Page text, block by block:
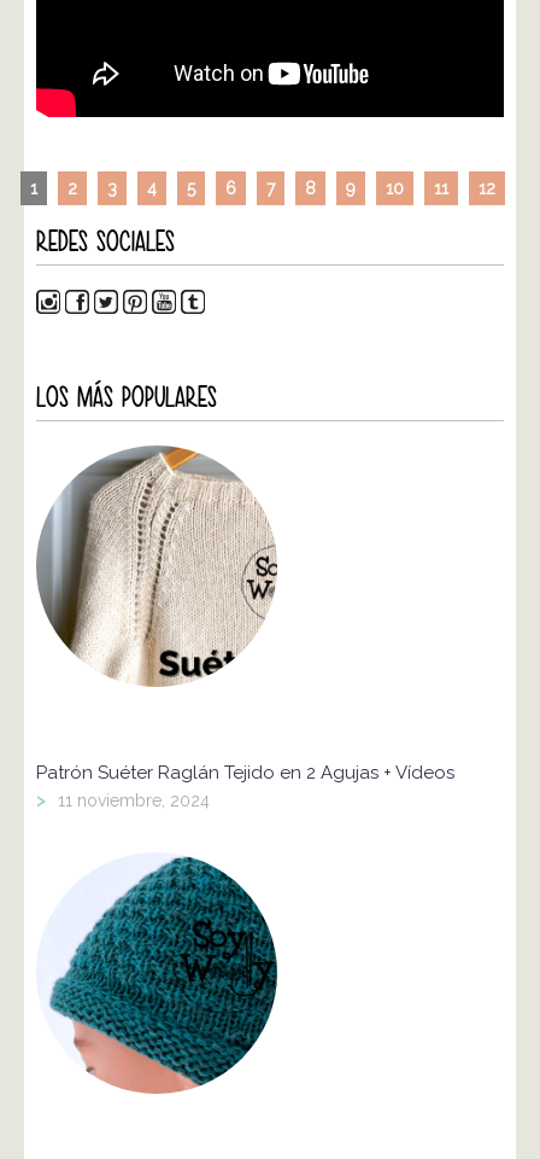
1 2 3 4 5 6 7 8 9 10 11 12
REDES SOCIALES
LOS MÁS POPULARES
Patrón Suéter Raglán Tejido en 2 Agujas + Vídeos
> 11 noviembre, 2024